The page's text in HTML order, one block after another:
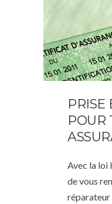
PRISE
POUR
Avec la loi
de vous